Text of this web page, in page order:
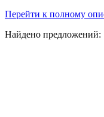
Перейти к полному
Найдено предложений: